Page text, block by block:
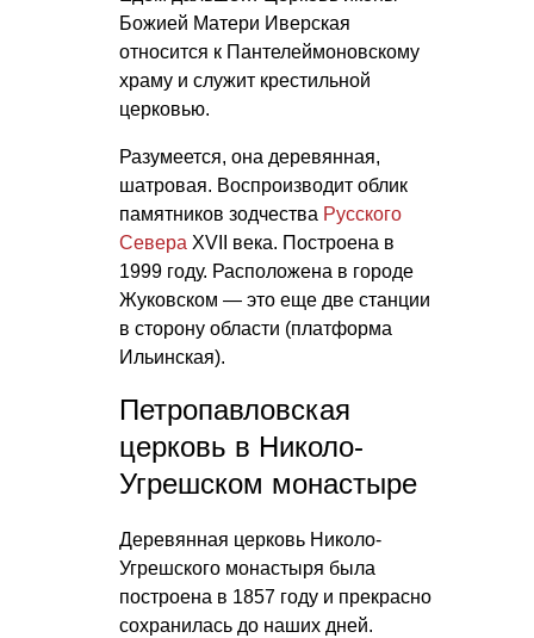
Божией Матери Иверская
относится к Пантелеймоновскому
храму и служит крестильной
церковью.
Разумеется, она деревянная,
шатровая. Воспроизводит облик
памятников зодчества Русского
Севера XVII века. Построена в
1999 году. Расположена в городе
Жуковском — это еще две станции
в сторону области (платформа
Ильинская).
Петропавловская
церковь в Николо-
Угрешском монастыре
Деревянная церковь Николо-
Угрешского монастыря была
построена в 1857 году и прекрасно
сохранилась до наших дней.